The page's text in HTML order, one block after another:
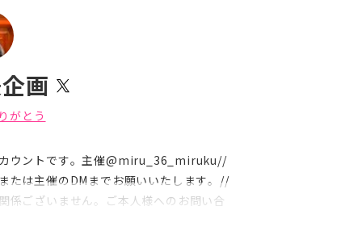
画
がとう
ウントです。主催@miru_36_miruku//
たは主催のDMまでお願いいたします。//
係ございません。ご本人様へのお問い合